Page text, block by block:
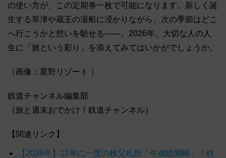
の使い方が、この定期券一枚で可能になります。新しく誕
生する草津や蔵王の湯船に浸かりながら、次の季節はどこ
へ行こうかと想いを馳せる——。2026年、大切な人の人
生に「旅という彩り」を添えてみてはいかがでしょうか。
（画像：星野リゾート ）
鉄道チャンネル編集部
（旅と週末おでかけ！鉄道チャンネル）
【関連リンク】
【2026年】12年に一度の秩父札所「午歳総開帳」！鉄